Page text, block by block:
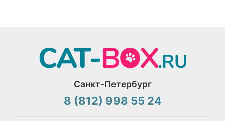
Санкт-Петербург
8 (812) 998 55 24